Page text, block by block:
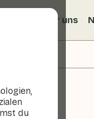
du
Über uns